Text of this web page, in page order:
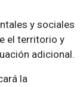
y sociales
el territorio y
adicional.
la